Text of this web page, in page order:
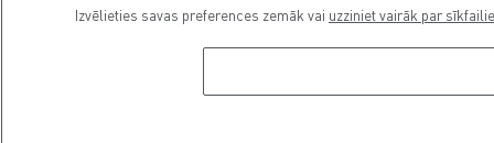
Izvēlieties savas preferences zemāk vai uzziniet vairāk par